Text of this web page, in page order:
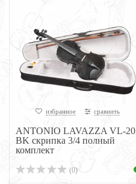
избранное сравнить
ANTONIO LAVAZZA VL-20
BK скрипка 3/4 полный
комплект
(0)